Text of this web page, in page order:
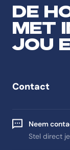
DE
MET
JOU
Contact
Neem
Stel direct